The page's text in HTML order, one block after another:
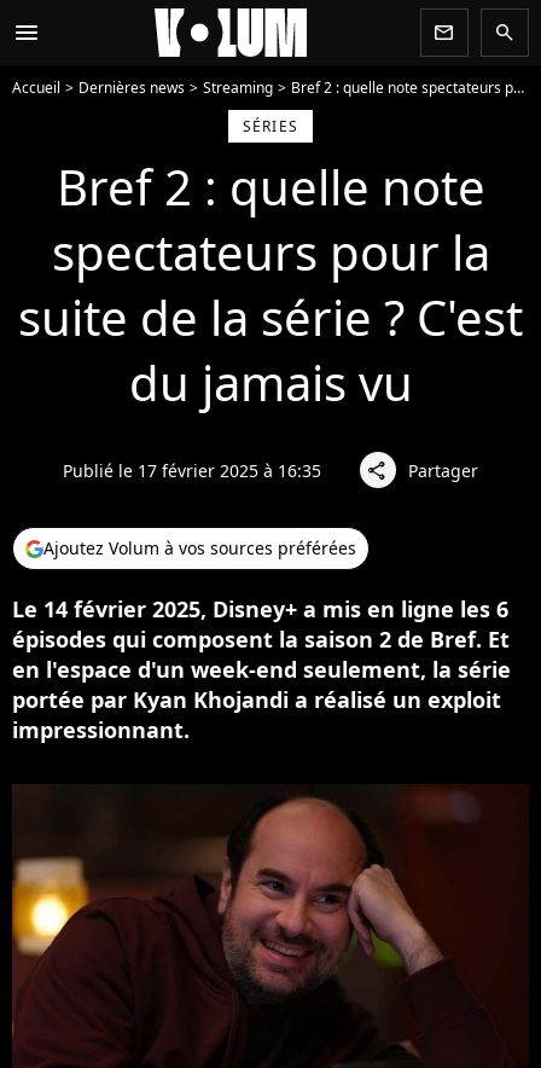
menu newsletter search
Accueil Dernières news Streaming
Bref 2 : quelle note spectateurs pour la suite de la série ? C'est du jamais vu
SÉRIES
Bref 2 : quelle note
spectateurs pour la
suite de la série ? C'est
du jamais vu
Publié le 17 février 2025 à 16:35 share Partager
Ajoutez Volum à vos sources préférées
Le 14 février 2025, Disney+ a mis en ligne les 6
épisodes qui composent la saison 2 de Bref. Et
en l'espace d'un week-end seulement, la série
portée par Kyan Khojandi a réalisé un exploit
impressionnant.